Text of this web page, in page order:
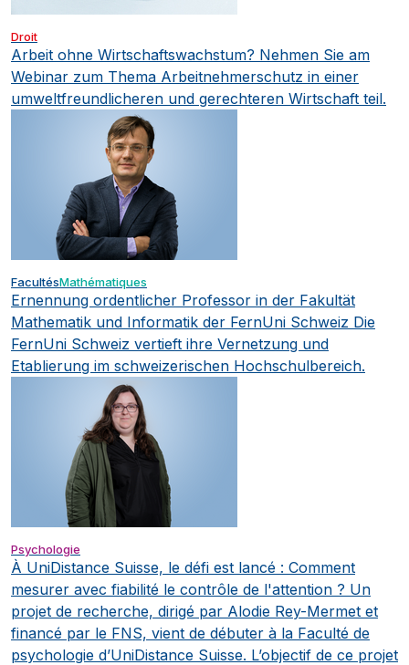
Droit
Arbeit ohne Wirtschaftswachstum? Nehmen Sie am
Webinar zum Thema Arbeitnehmerschutz in einer
umweltfreundlicheren und gerechteren Wirtschaft teil.
FacultésMathématiques
Ernennung ordentlicher Professor in der Fakultät
Mathematik und Informatik der FernUni Schweiz Die
FernUni Schweiz vertieft ihre Vernetzung und
Etablierung im schweizerischen Hochschulbereich.
Psychologie
À UniDistance Suisse, le défi est lancé : Comment
mesurer avec fiabilité le contrôle de l'attention ? Un
projet de recherche, dirigé par Alodie Rey-Mermet et
financé par le FNS, vient de débuter à la Faculté de
psychologie d’UniDistance Suisse. L’objectif de ce projet